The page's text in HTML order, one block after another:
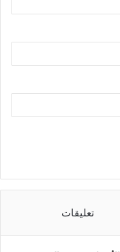
تعليقات